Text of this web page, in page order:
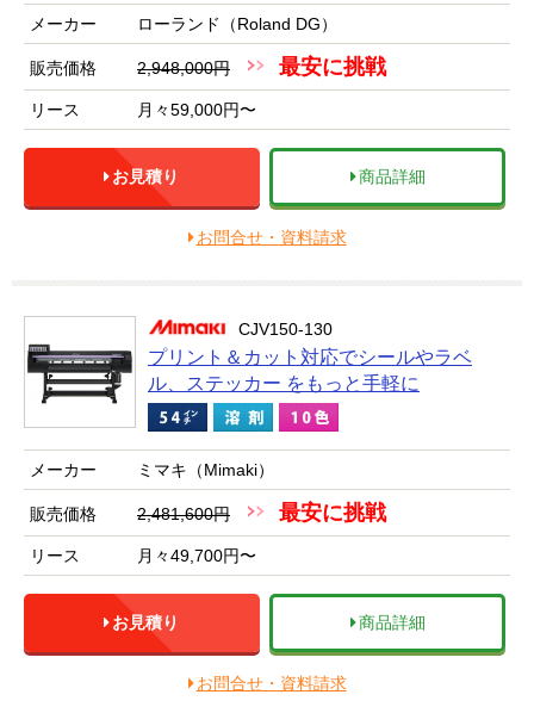
メーカー ローランド（Roland DG）
販売価格 2,948,000円 最安に挑戦
リース 月々59,000円〜
お見積り 商品詳細
お問合せ・資料請求
CJV150-130
プリント＆カット対応でシールやラベ
ル、ステッカー をもっと手軽に
メーカー ミマキ（Mimaki）
販売価格 2,481,600円 最安に挑戦
リース 月々49,700円〜
お見積り 商品詳細
お問合せ・資料請求